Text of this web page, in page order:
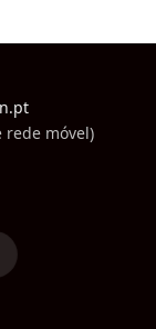
móvel)